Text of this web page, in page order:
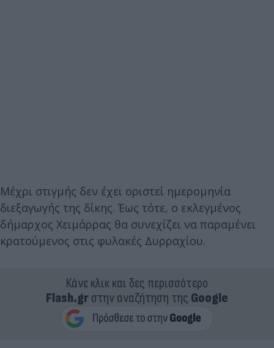
Μέχρι στιγμής δεν έχει οριστεί ημερομηνία
διεξαγωγής της δίκης. Έως τότε, ο εκλεγμένος
δήμαρχος Χειμάρρας θα συνεχίζει να παραμένει
κρατούμενος στις φυλακές Δυρραχίου.
Κάνε κλικ και δες περισσότερο
Flash.grστην αναζήτηση της Google